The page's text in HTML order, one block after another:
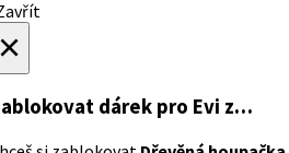
dárek pro Evi z…